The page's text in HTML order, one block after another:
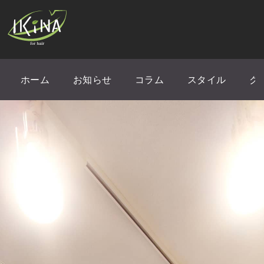
ホーム お知らせ コラム スタイル ク